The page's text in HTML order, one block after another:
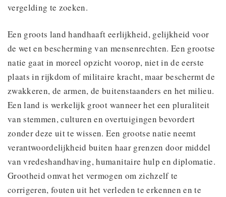
vergelding te zoeken.
Een groots land handhaaft eerlijkheid, gelijkheid voor
de wet en bescherming van mensenrechten. Een grootse
natie gaat in moreel opzicht voorop, niet in de eerste
plaats in rijkdom of militaire kracht, maar beschermt de
zwakkeren, de armen, de buitenstaanders en het milieu.
Een land is werkelijk groot wanneer het een pluraliteit
van stemmen, culturen en overtuigingen bevordert
zonder deze uit te wissen. Een grootse natie neemt
verantwoordelijkheid buiten haar grenzen door middel
van vredeshandhaving, humanitaire hulp en diplomatie.
Grootheid omvat het vermogen om zichzelf te
corrigeren, fouten uit het verleden te erkennen en te